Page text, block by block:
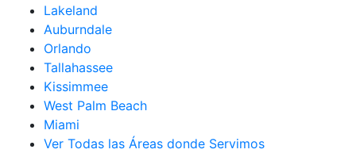
Lakeland
Auburndale
Orlando
Tallahassee
Kissimmee
West Palm Beach
Miami
Ver Todas las Áreas donde Servimos